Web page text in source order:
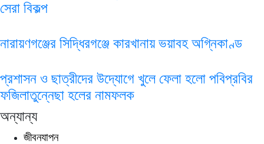
সেরা বিকল্প
নারায়ণগঞ্জের সিদ্ধিরগঞ্জে কারখানায় ভয়াবহ অগ্নিকাণ্ড
প্রশাসন ও ছাত্রীদের উদ্যোগে খুলে ফেলা হলো পবিপ্রবির
ফজিলাতুন্নেছা হলের নামফলক
অন্যান্য
জীবনযাপন